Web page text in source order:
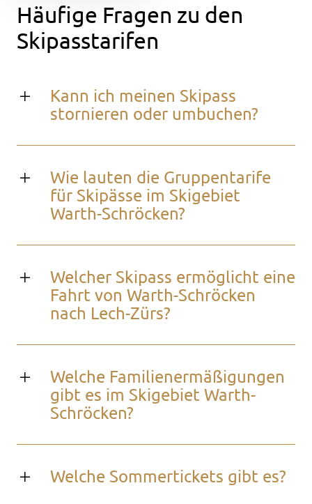
Häufige Fragen zu den
Skipasstarifen
Kann ich meinen Skipass
stornieren oder umbuchen?
Wie lauten die Gruppentarife
für Skipässe im Skigebiet
Warth-Schröcken?
Welcher Skipass ermöglicht eine
Fahrt von Warth-Schröcken
nach Lech-Zürs?
Welche Familienermäßigungen
gibt es im Skigebiet Warth-
Schröcken?
Welche Sommertickets gibt es?